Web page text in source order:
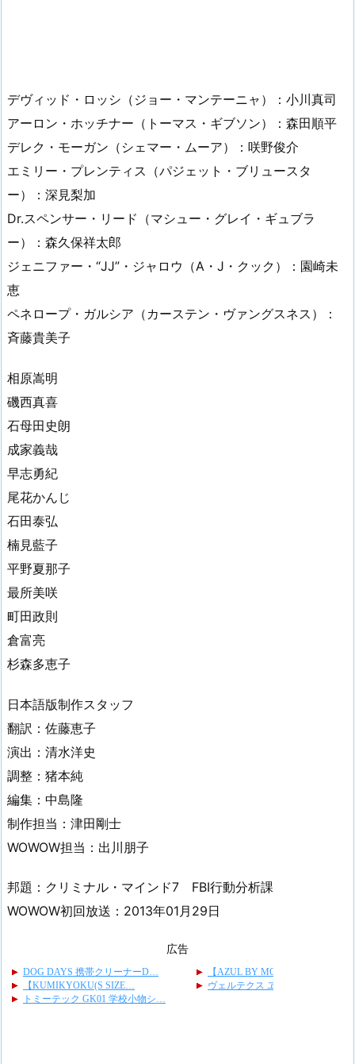
デヴィッド・ロッシ（ジョー・マンテーニャ）：小川真司
アーロン・ホッチナー（トーマス・ギブソン）：森田順平
デレク・モーガン（シェマー・ムーア）：咲野俊介
エミリー・プレンティス（パジェット・ブリュースタ
ー）：深見梨加
Dr.スペンサー・リード（マシュー・グレイ・ギュブラ
ー）：森久保祥太郎
ジェニファー・“JJ”・ジャロウ（A・J・クック）：園崎未
恵
ペネロープ・ガルシア（カーステン・ヴァングスネス）：
斉藤貴美子
相原嵩明
磯西真喜
石母田史朗
成家義哉
早志勇紀
尾花かんじ
石田泰弘
楠見藍子
平野夏那子
最所美咲
町田政則
倉富亮
杉森多恵子
日本語版制作スタッフ
翻訳：佐藤恵子
演出：清水洋史
調整：猪本純
編集：中島隆
制作担当：津田剛士
WOWOW担当：出川朋子
邦題：クリミナル・マインド7 FBI行動分析課
WOWOW初回放送：2013年01月29日
広告